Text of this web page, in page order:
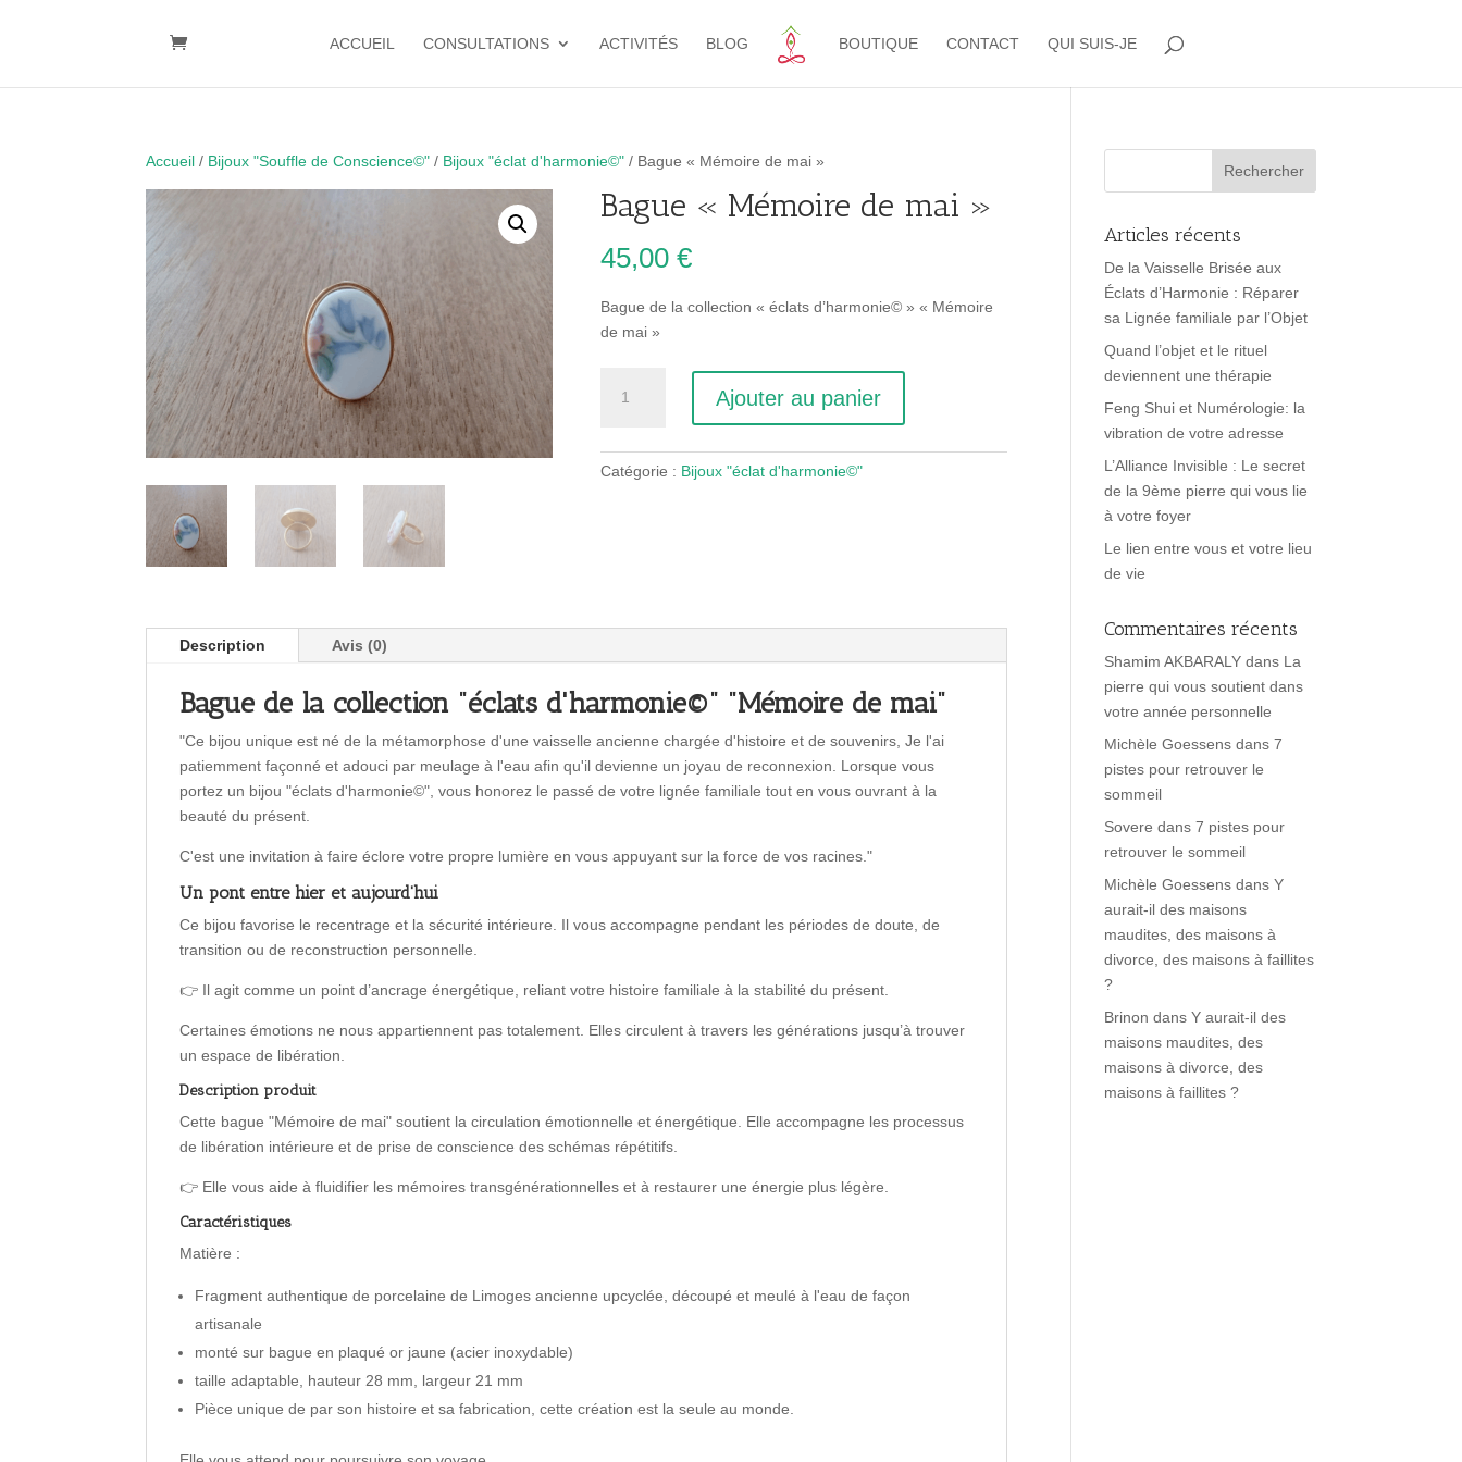
ACCUEIL CONSULTATIONS ACTIVITÉS BLOG BOUTIQUE CONTACT QUI SUIS-JE
Accueil / Bijoux "Souffle de Conscience©" / Bijoux "éclat d'harmonie©" / Bague « Mémoire de mai »
Bague « Mémoire de mai »
45,00 €
Bague de la collection « éclats d’harmonie© » « Mémoire
de mai »
"Mémoire
de
Ajouter au panier
Catégorie : Bijoux "éclat d'harmonie©"
Description Avis (0)
Bague de la collection "éclats d'harmonie©" "Mémoire de mai"
"Ce bijou unique est né de la métamorphose d'une vaisselle ancienne chargée d'histoire et de souvenirs, Je l'ai
patiemment façonné et adouci par meulage à l'eau afin qu'il devienne un joyau de reconnexion. Lorsque vous
portez un bijou "éclats d'harmonie©", vous honorez le passé de votre lignée familiale tout en vous ouvrant à la
beauté du présent.
C'est une invitation à faire éclore votre propre lumière en vous appuyant sur la force de vos racines."
Un pont entre hier et aujourd'hui
Ce bijou favorise le recentrage et la sécurité intérieure. Il vous accompagne pendant les périodes de doute, de
transition ou de reconstruction personnelle.
👉 Il agit comme un point d’ancrage énergétique, reliant votre histoire familiale à la stabilité du présent.
Certaines émotions ne nous appartiennent pas totalement. Elles circulent à travers les générations jusqu’à trouver
un espace de libération.
Description produit
Cette bague "Mémoire de mai" soutient la circulation émotionnelle et énergétique. Elle accompagne les processus
de libération intérieure et de prise de conscience des schémas répétitifs.
👉 Elle vous aide à fluidifier les mémoires transgénérationnelles et à restaurer une énergie plus légère.
Caractéristiques
Matière :
Fragment authentique de porcelaine de Limoges ancienne upcyclée, découpé et meulé à l'eau de façon
artisanale
monté sur bague en plaqué or jaune (acier inoxydable)
taille adaptable, hauteur 28 mm, largeur 21 mm
Pièce unique de par son histoire et sa fabrication, cette création est la seule au monde.
Articles récents
De la Vaisselle Brisée aux
Éclats d’Harmonie : Réparer
sa Lignée familiale par l’Objet
Quand l’objet et le rituel
deviennent une thérapie
Feng Shui et Numérologie: la
vibration de votre adresse
L’Alliance Invisible : Le secret
de la 9ème pierre qui vous lie
à votre foyer
Le lien entre vous et votre lieu
de vie
Commentaires récents
Shamim AKBARALY dans La
pierre qui vous soutient dans
votre année personnelle
Michèle Goessens dans7
pistes pour retrouver le
sommeil
Sovere dans7 pistes pour
retrouver le sommeil
Michèle Goessens dansY
aurait-il des maisons
maudites, des maisons à
divorce, des maisons à faillites
?
Brinon dansY aurait-il des
maisons maudites, des
maisons à divorce, des
maisons à faillites ?